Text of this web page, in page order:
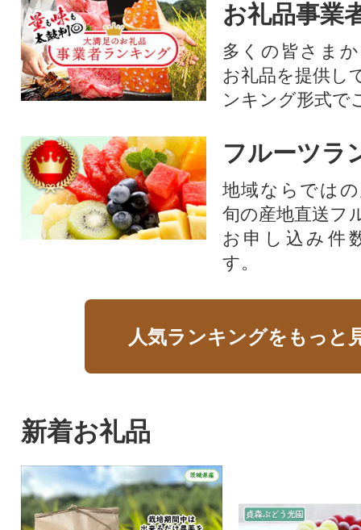
お礼品事業
多くの皆さま
お礼品を提供し
ンキング形式で
フルーツラ
地域ならでは
旬の産地直送フ
お申し込み件
す。
人気ランキングをもっと
新着お礼品